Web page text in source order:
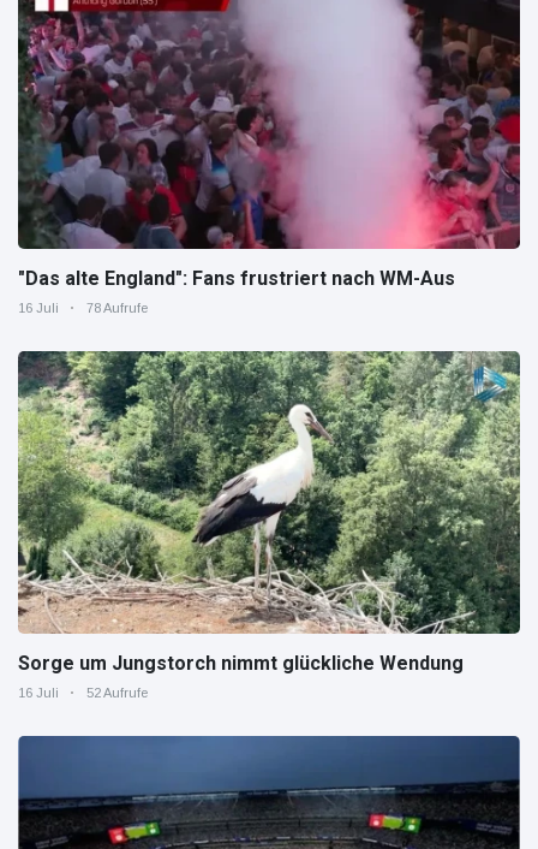
"Das alte England": Fans frustriert nach WM-Aus
16 Juli 78 Aufrufe
Sorge um Jungstorch nimmt glückliche Wendung
16 Juli 52 Aufrufe